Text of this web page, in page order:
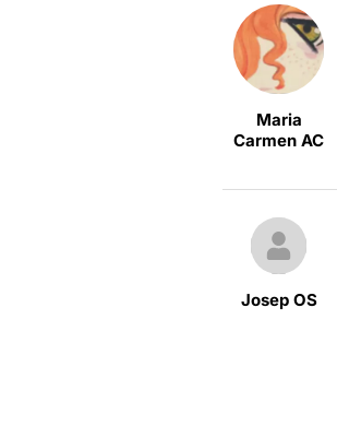
Maria
Carmen AC
Josep OS